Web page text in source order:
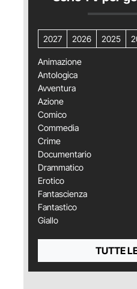
2027 2026 2025
Animazione
Antologica
Avventura
Azione
Comico
Commedia
Crime
Documentario
Drammatico
Erotico
Fantascienza
Fantastico
Giallo
TUTTE